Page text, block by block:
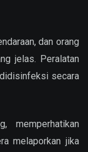
dan orang
jelas. Peralatan
secara
memperhatikan
melaporkan jika